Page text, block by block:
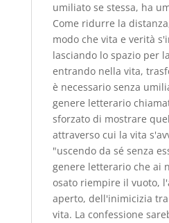
umiliato se stessa, ha
Come ridurre la
modo che vita e verità
lasciando lo spazio per
entrando nella vita,
è necessario senza
genere letterario
sforzato di mostrare
attraverso cui la vita
"uscendo da sé senza
genere letterario che ai
osato riempire il vuoto,
aperto, dell'inimicizia
vita. La confessione